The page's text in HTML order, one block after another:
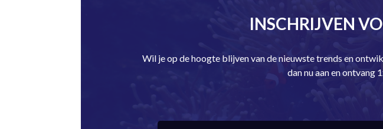
INSCHRIJVEN
Wil je op de hoogte blijven van de nieuwste trends en
dan nu aan en ontvang